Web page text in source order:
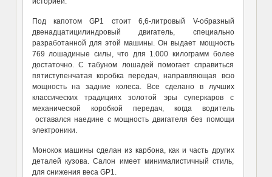
Под капотом GP1 стоит 6,6-литровый V-образный
двенадцатицилиндровый двигатель, специально
разработанной для этой машины. Он выдает мощность
769 лошадиные силы, что для 1.000 килограмм более
достаточно. С табуном лошадей помогает справиться
пятиступенчатая коробка передач, направляющая всю
мощность на задние колеса. Все сделано в лучших
классических традициях золотой эры суперкаров с
механической коробкой передач, когда водитель
оставался наедине с мощность двигателя без помощи
электроники.
Монокок машины сделан из карбона, как и часть других
деталей кузова. Салон имеет минималистичный стиль,
для снижения веса GP1.